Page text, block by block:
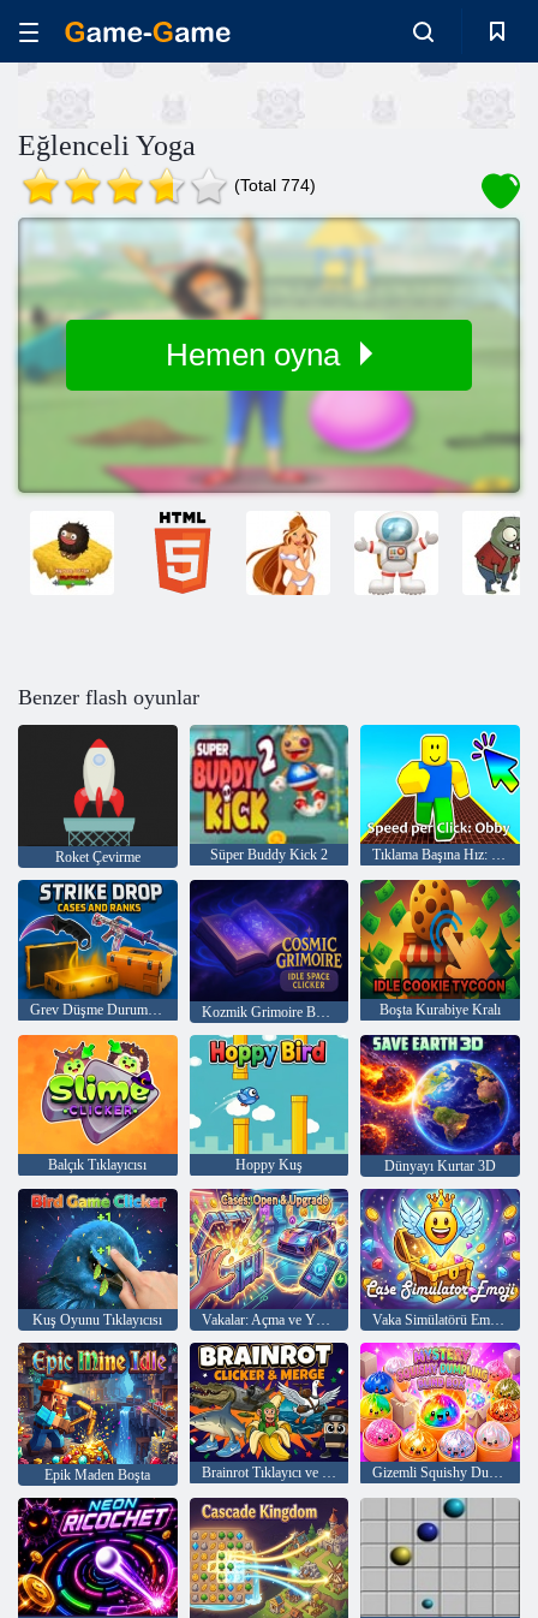
Eğlenceli Yoga
(Total 774)
Hemen oyna
Benzer flash oyunlar
Roket Çevirme Süper Buddy Kick 2 Tıklama Başına Hız: Obby
Grev Düşme Durumları ve Rütbeler Kozmik Grimoire Boşta Uzay Tıklayıcısı Boşta Kurabiye Kralı
Balçık Tıklayıcısı Hoppy Kuş Dünyayı Kurtar 3D
Kuş Oyunu Tıklayıcısı Vakalar: Açma ve Yükseltme Vaka Simülatörü Emojisi
Epik Maden Boşta Brainrot Tıklayıcı ve Birleştirme Gizemli Squishy Dumpling Kör Kutu